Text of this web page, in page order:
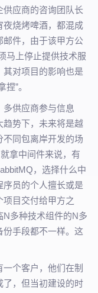
应商的咨询团队长
夜烧烤啤酒，都混成
邮件，由于该甲方公
马上停止提供技术服
对项目的影响也是
”。
供应商参与信息
趋势下，未来将是越
同包离岸开发的场
拿中间件来说，有
，选择什么中
员的个人擅长或是
目交付给甲方之
多种技术组件的N多
手段都不一样。这
个客户，他们在制
了，但当初建设的时